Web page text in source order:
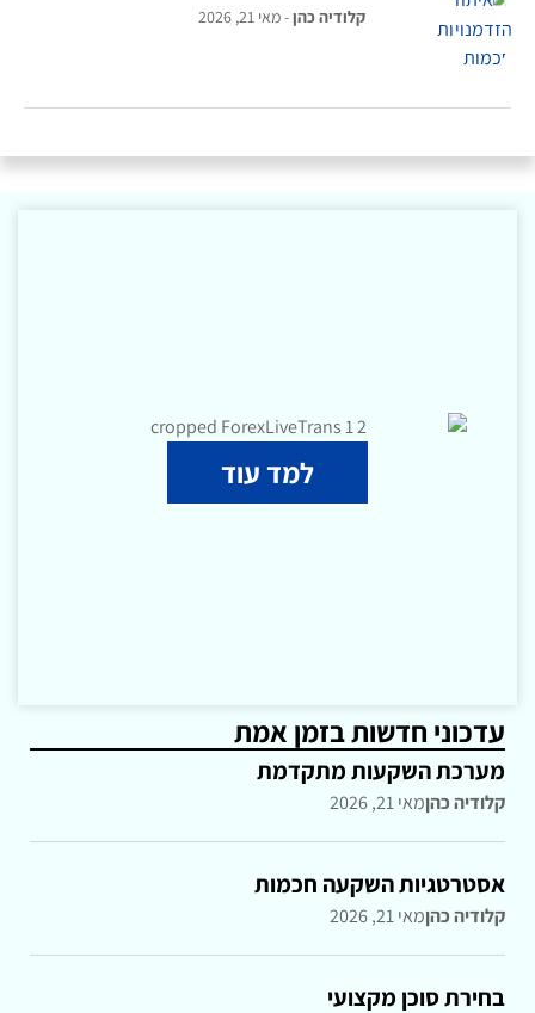
קלודיה כהן מאי 21, 2026
למד עוד
עדכוני חדשות בזמן אמת
מערכת השקעות מתקדמת
קלודיה כהןמאי 21, 2026
אסטרטגיות השקעה חכמות
קלודיה כהןמאי 21, 2026
בחירת סוכן מקצועי